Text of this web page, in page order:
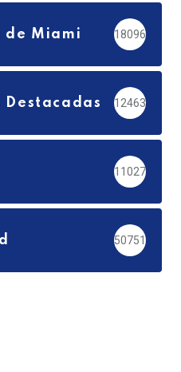
de Miami 18096
Destacadas 12463
11027
50751